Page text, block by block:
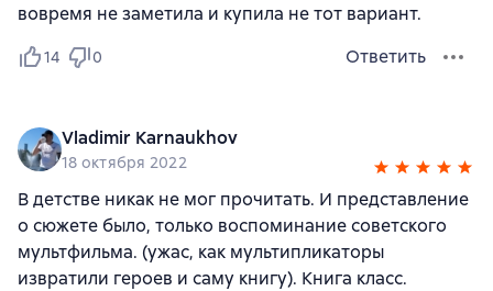
вовремя не заметила и купила не тот вариант.
14 0 Ответить
Vladimir Karnaukhov
18 октября 2022
В детстве никак не мог прочитать. И представление
о сюжете было, только воспоминание советского
мультфильма. (ужас, как мультипликаторы
извратили героев и саму книгу). Книга класс.